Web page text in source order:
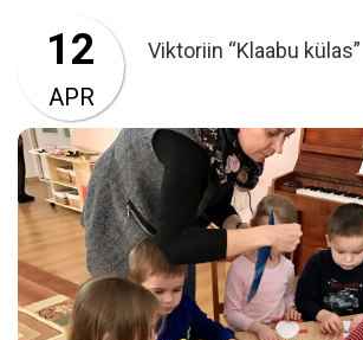
Viktoriin “Klaabu külas”
12
APR